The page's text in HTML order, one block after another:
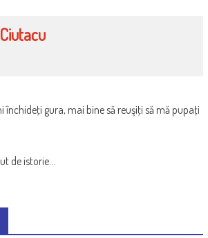
închideţi gura, mai bine să reuşiţi să mă pupaţi
de istorie…